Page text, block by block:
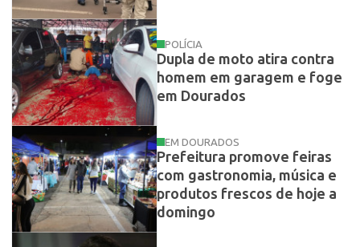
POLÍCIA
Dupla de moto atira contra
homem em garagem e foge
em Dourados
EM DOURADOS
Prefeitura promove feiras
com gastronomia, música e
produtos frescos de hoje a
domingo